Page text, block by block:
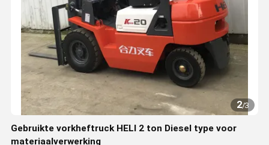
2/3
Gebruikte vorkheftruck HELI 2 ton Diesel type voor
materiaalverwerking